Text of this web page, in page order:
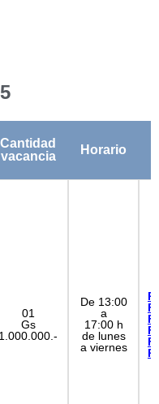
Cantidad
vacancia
Horario
01
Gs
1.000.000.-
De 13:00
a
17:00 h
de lunes
a viernes